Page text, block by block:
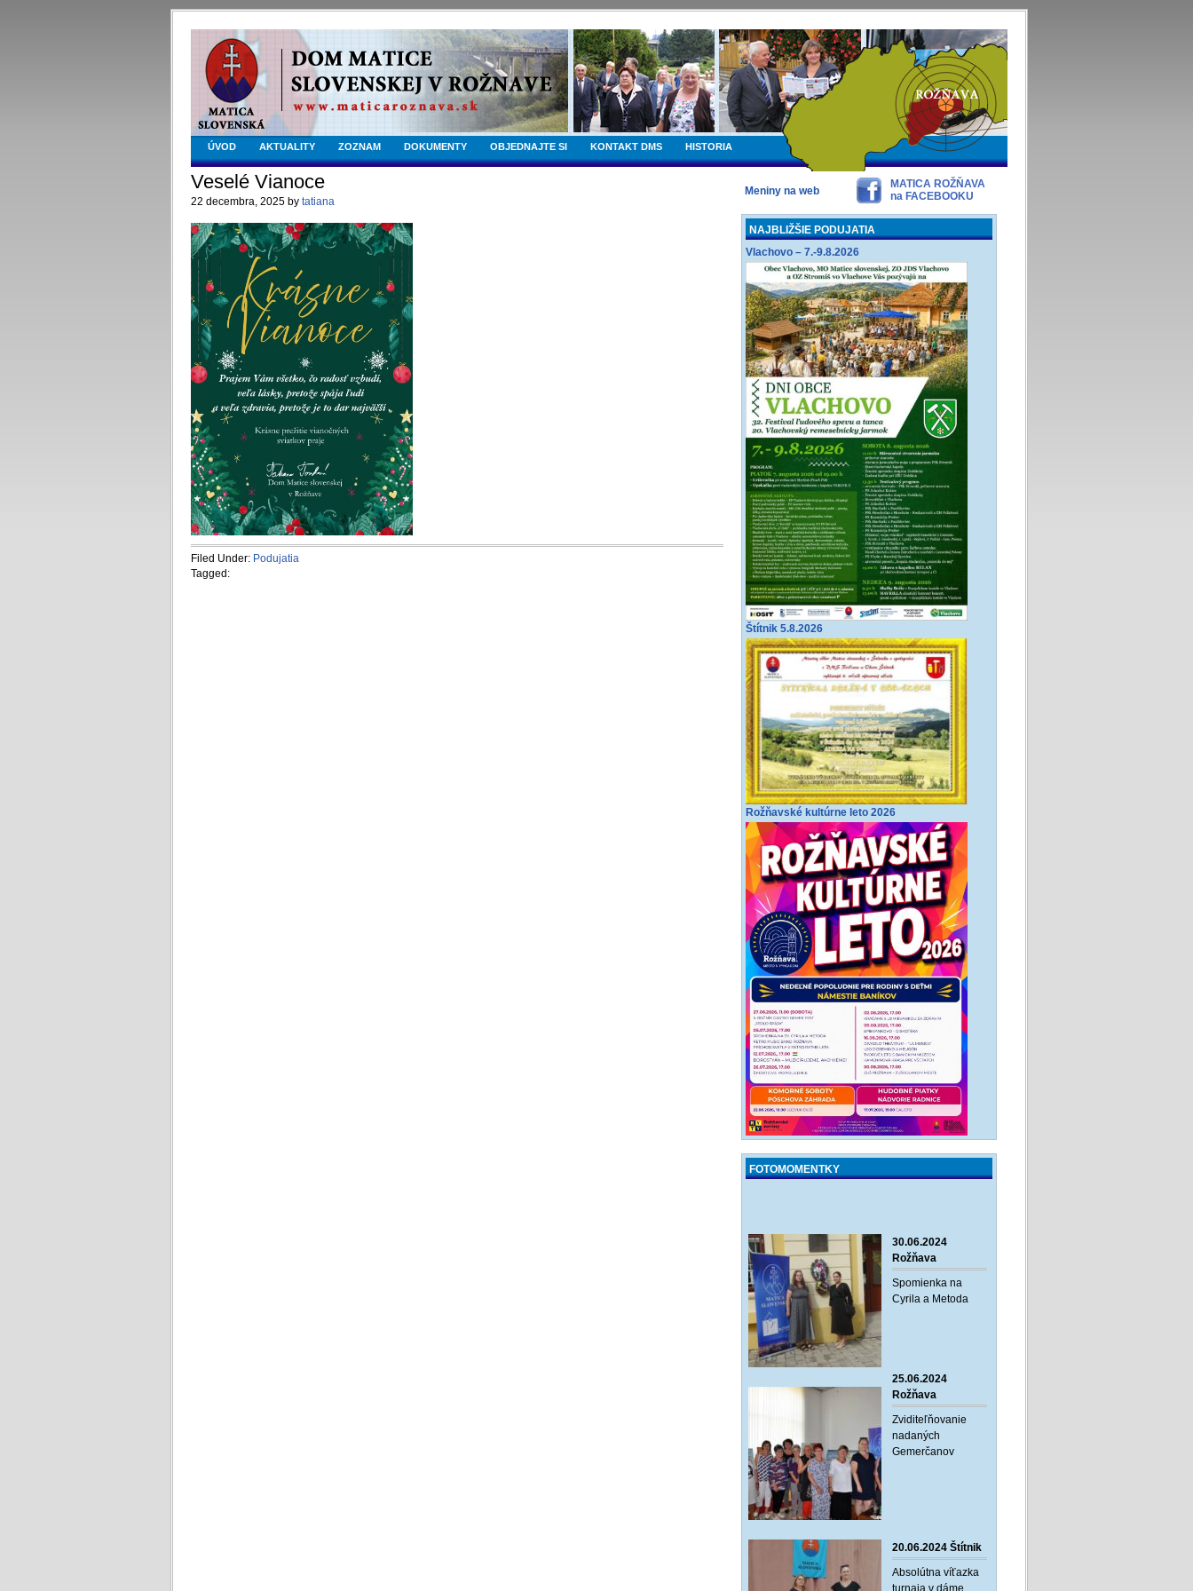
ÚVOD AKTUALITY ZOZNAM DOKUMENTY OBJEDNAJTE SI KONTAKT DMS HISTORIA
Veselé Vianoce
22 decembra, 2025 by tatiana
Filed Under: Podujatia
Tagged:
Meniny na web
MATICA ROŽŇAVA
na FACEBOOKU
NAJBLIŽŠIE PODUJATIA
Vlachovo – 7.-9.8.2026
Štítnik 5.8.2026
Rožňavské kultúrne leto 2026
FOTOMOMENTKY
30.06.2024
Rožňava
Spomienka na
Cyrila a Metoda
25.06.2024
Rožňava
Zviditeľňovanie
nadaných
Gemerčanov
20.06.2024 Štítnik
Absolútna víťazka
turnaja v dáme